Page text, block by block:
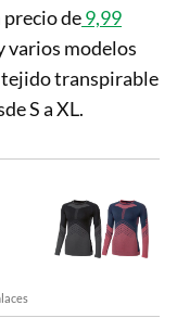
precio de9,99
varios modelos
tejido transpirable
S a XL.